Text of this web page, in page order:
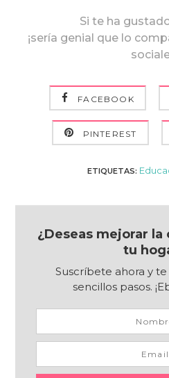
Si te ha
¡sería genial que lo
FACEBOOK
PINTEREST
ETIQUETAS:
¿Deseas mejorar
tu
Suscríbete ahora y te
sencillos pasos.